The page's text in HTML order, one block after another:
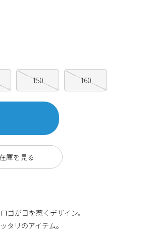
150 160
ゴが目を惹くデザイン。
タリのアイテム。